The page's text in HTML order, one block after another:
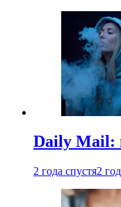
Daily Mail:
2 года спустя2